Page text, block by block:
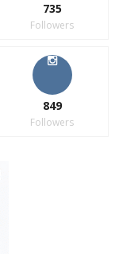
735
Followers
849
Followers